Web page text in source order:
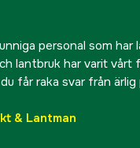
personal som
lantbruk har varit vårt
får raka svar från
& Lantman